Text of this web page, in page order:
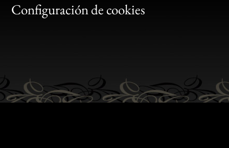
Configuración de cookies